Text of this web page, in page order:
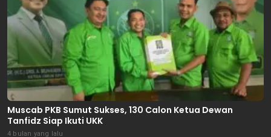
Muscab PKB Sumut Sukses, 130 Calon Ketua Dewan
Tanfidz Siap Ikuti UKK
4 bulan yang lalu